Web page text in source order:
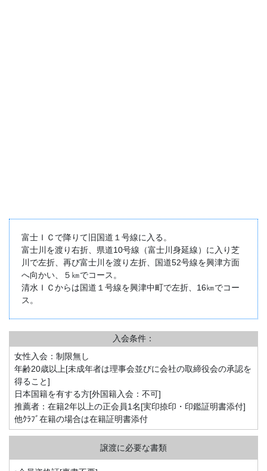
富士ＩＣで降りて旧国道１号線に入る。
富士川を渡り右折、県道10号線（富士川身延線）に入り芝
川で左折、再び富士川を渡り左折、国道52号線を興津方面
へ向かい、５㎞でコース。
清水ＩＣからは国道１号線を興津中町で左折、16㎞でコー
ス。
入会条件：
女性入会：制限無し
年齢20歳以上[未成年者は理事会並びに会社の取締役会の承認を
得ること]
日本国籍を有する方[外国籍入会：不可]
推薦者：在籍2年以上の正会員1名[実印捺印・印鑑証明書添付]
他ｸﾗﾌﾞ在籍の場合は在籍証明書添付